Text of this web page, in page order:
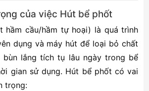
của việc Hút bể phốt
hầm cầu/hầm tự hoại) là quá trình
dụng và máy hút để loại bỏ chất
bùn lắng tích tụ lâu ngày trong bể
gian sử dụng. Hút bể phốt có vai
trọng: